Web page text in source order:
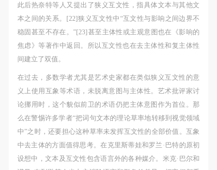
此后热奈特等人又提出了狭义互文性，指具体文本与其他文
本之间的关系。[22]狭义互文性中“互文性与影响之间边界不
稳固甚至不存在。”[23]甚至主体性或主观意图也在《影响的
焦虑》等著作中返回。所以互文性也在去主体性和复主体性
间建立了双值。
在过去，多数学者尤其是艺术史家都在类似狭义互文性的意
义上使用互象等术语，未脱离意图与主体性。艺术批评家讨
论挪用时，这个貌似前卫的术语仍把主体意图作为首位。那
么在警惕许多学者“把词句文本的理论草率地转移到视觉领域
中”之时，还要担心这种草率未发挥互文性的全部价值。互象
中去主体的方面值得思考。在克里斯蒂娃和罗兰·巴特的原初
设想中，文本及互文性包含语言外的各种媒介。米克·巴尔和